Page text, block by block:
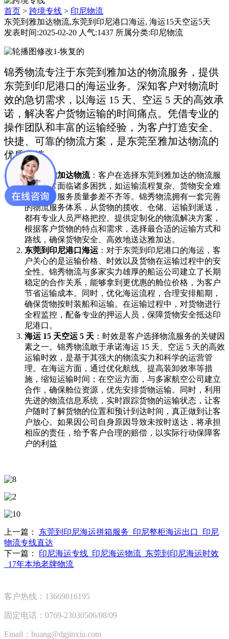
首页 > 跨境专线 > 印尼物流
东莞到雅加达物流,东莞到印尼港口海运, 海运15天空运5天
发表时间:2025-02-20 人气:1437 所属分类:印尼物流
锦秀物流专注于东莞到雅加达的物流服务，提供
东莞到印尼港口的海运业务。深知客户对物流时
效的急切需求，以海运 15 天、空运 5 天的高效承
诺，解决客户货物运输的时间痛点。凭借专业的
操作团队和丰富的运输经验，为客户打造安全、
快捷、可靠的物流方案，是东莞至雅加达物流的
优质之选。
东莞到雅加达物流：客户在选择东莞到雅加达的物流服
务时，常面临诸多困扰，如运输流程复杂、货物安全难
以保障、服务质量参差不齐等。锦秀物流拥有一套完善
的物流服务体系，从货物的揽收、仓储、运输到派送，
都有专业人员严格把控。提供定制化的物流解决方案，
根据客户货物的特点和需求，选择最合适的运输方式和
路线，确保货物安全、高效地送达雅加达。
东莞到印尼港口海运 ：对于东莞到印尼港口的海运，客
户关心的是运输价格、时效以及货物在运输过程中的安
全性。锦秀物流与多家实力雄厚的船运公司建立了长期
稳定的合作关系，能够拿到更优惠的舱位价格，为客户
节省运输成本。同时，优化海运流程，合理安排船期，
确保货物按时装船和运输。在运输过程中，对货物进行
全程监控，配备专业的押运人员，保障货物安全抵达印
尼港口。
海运 15 天空运 5 天 ：时效是客户选择物流服务的关键因
素之一。锦秀物流敢于承诺海运 15 天、空运 5 天的高效
运输时效，是基于其强大的物流实力和科学的运营管
理。在海运方面，通过优化航线、提高装卸效率等措
施，缩短运输时间；在空运方面，与多家航空公司建立
合作，确保舱位资源，优先安排货物运输。同时，利用
先进的物流信息系统，实时跟踪货物的运输状态，让客
户随时了解货物的位置和预计到达时间，真正做到让客
户放心。如果因公司自身原因导致未按时送达，将承担
相应的责任，给予客户合理的赔偿，以实际行动保障客
户的利益
上一篇： 东莞到印尼海运拼箱服务_印尼整柜海运出口_印尼
物流专线直达
下一篇： 印尼海运专线_印尼海运物流_东莞到印尼海运时效
_17年本地老牌物流
客户热线：13669816195
固定电话：0769-23030506/08/09
Email：huang@dgjinxiu.com